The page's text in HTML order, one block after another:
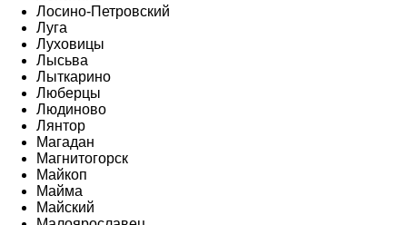
Лосино-Петровский
Луга
Луховицы
Лысьва
Лыткарино
Люберцы
Людиново
Лянтор
Магадан
Магнитогорск
Майкоп
Майма
Майский